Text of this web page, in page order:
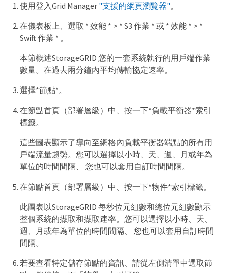
使用登入Grid Manager "支援的網頁瀏覽器"。
在儀表板上、選取 * 效能 * > * S3 作業 * 或 * 效能 * > *
Swift 作業 * 。
本節概述StorageGRID 您的一套系統執行的用戶端作業
數量。在過去兩分鐘內平均傳輸協定速率。
選擇*節點*。
在節點首頁（部署層級）中、按一下*負載平衡器*索引
標籤。
這些圖表顯示了導向至網格內負載平衡器端點的所有用
戶端流量趨勢。您可以選擇以小時、天、週、月或年為
單位的時間間隔、 您也可以套用自訂時間間隔。
在節點首頁（部署層級）中、按一下*物件*索引標籤。
此圖表以StorageGRID 每秒位元組數和總位元組數顯示
整個系統的擷取和擷取速率。您可以選擇以小時、天、
週、月或年為單位的時間間隔、 您也可以套用自訂時間
間隔。
若要查看特定儲存節點的資訊、請從左側清單中選取節